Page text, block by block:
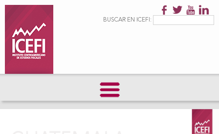
principalFormulario de
BUSCAR EN ICEFI: